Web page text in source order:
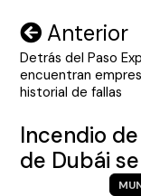
Navegación
de
entradas
Anterior
Detrás del Paso
encuentran
historial de fallas
Incendio
de Dubái